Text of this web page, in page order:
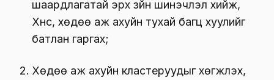
шаардлагатай эрх зүйн шинэчлэл хийж,
Хүнс, хөдөө аж ахуйн тухай багц хуулийг
батлан гаргах;
Хөдөө аж ахуйн кластеруудыг хөгжүүлэх,